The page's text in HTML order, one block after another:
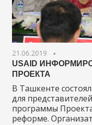
21.06.2019
USAID
ПРОЕКТА
В Ташкенте
для
программы
реформе.